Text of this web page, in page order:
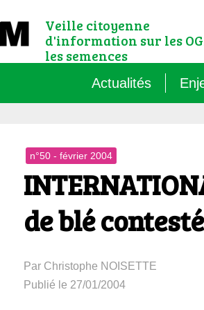
Veille citoyenne
d'information sur les
les semences
Actualités
Le
n°50 - février 2004
de blé
Par Christophe NOISETTE
Publié le 27/01/2004